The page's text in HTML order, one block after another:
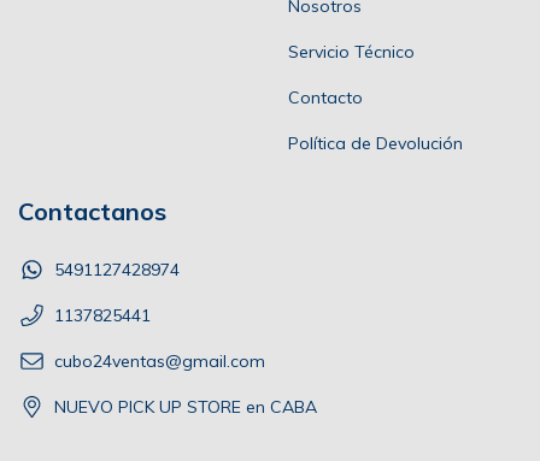
Nosotros
Servicio Técnico
Contacto
Política de Devolución
Contactanos
5491127428974
1137825441
cubo24ventas@gmail.com
NUEVO PICK UP STORE en CABA